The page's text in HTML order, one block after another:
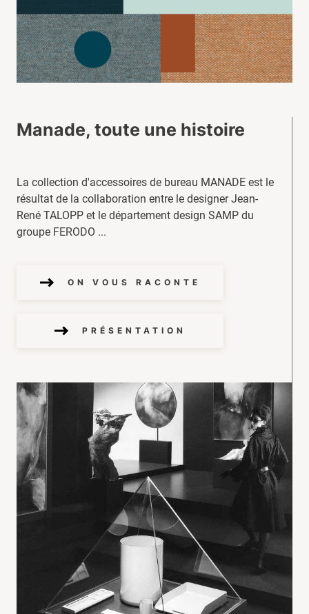
Manade, toute une histoire
La collection d'accessoires de bureau MANADE est le
résultat de la collaboration entre le designer Jean-
René TALOPP et le département design SAMP du
groupe FERODO ...
ON VOUS RACONTE
PRÉSENTATION